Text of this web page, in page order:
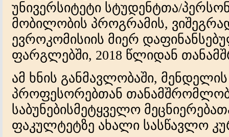
უნივერსიტეტი სტუდენტთა/
მობილობის პროგრამის,
ევროკომისიის მიერ
ფარგლებში, 2018 წლიდან
ამ ხნის განმავლობაში,
პროფესორებთან
საბუნებისმეტყველო
ფაკულტეტზე ახალი სასწავლო